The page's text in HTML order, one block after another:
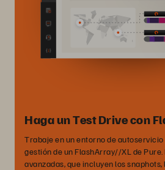
Haga un Test Drive con
Trabaje en un entorno de
gestión de un FlashArray//XL de
avanzadas, que incluyen los